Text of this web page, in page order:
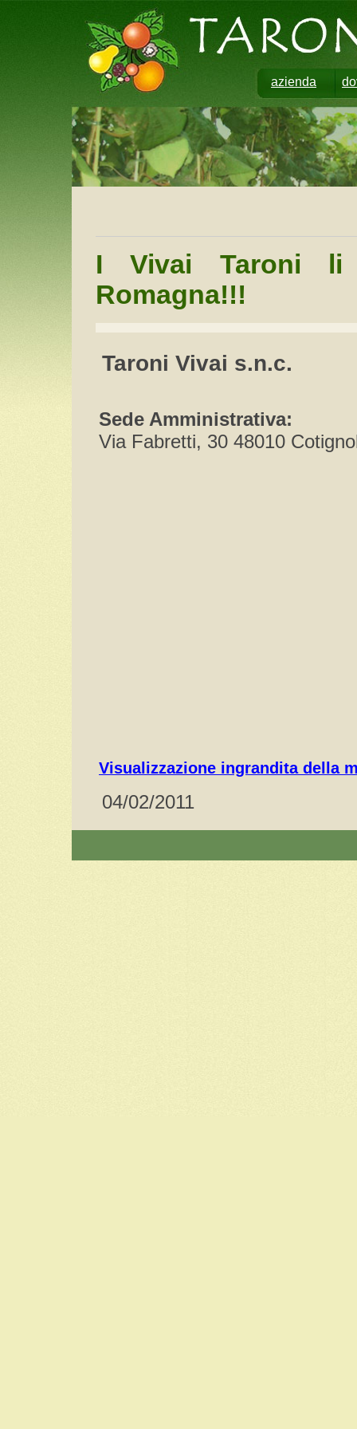
azienda
I Vivai Taroni
Romagna!!!
Taroni Vivai s.n.c.
Sede Amministrativa:
Via Fabretti, 30 48010
Visualizzazione ingrandita della
04/02/2011